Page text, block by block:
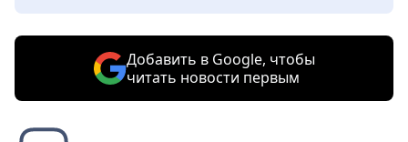
Добавить в Google, чтобы
читать новости первым